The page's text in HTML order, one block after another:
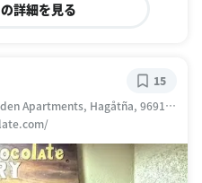
詳細を見る
Apartments, Hagåtña, 96910
15